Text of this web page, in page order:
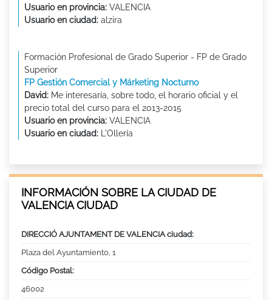
Usuario en provincia: VALENCIA
Usuario en ciudad: alzira
Formación Profesional de Grado Superior - FP de Grado
Superior
FP Gestión Comercial y Márketing Nocturno
David: Me interesaría, sobre todo, el horario oficial y el
precio total del curso para el 2013-2015
Usuario en provincia: VALENCIA
Usuario en ciudad: L'Ollería
INFORMACIÓN SOBRE LA CIUDAD DE
VALENCIA CIUDAD
DIRECCIÓ AJUNTAMENT DE VALENCIA ciudad:
Plaza del Ayuntamiento, 1
Código Postal:
46002